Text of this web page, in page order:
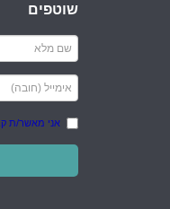
שוטפים
אני מאשר/ת